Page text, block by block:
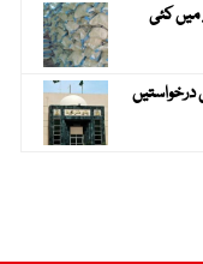
کئی
درخواستیں